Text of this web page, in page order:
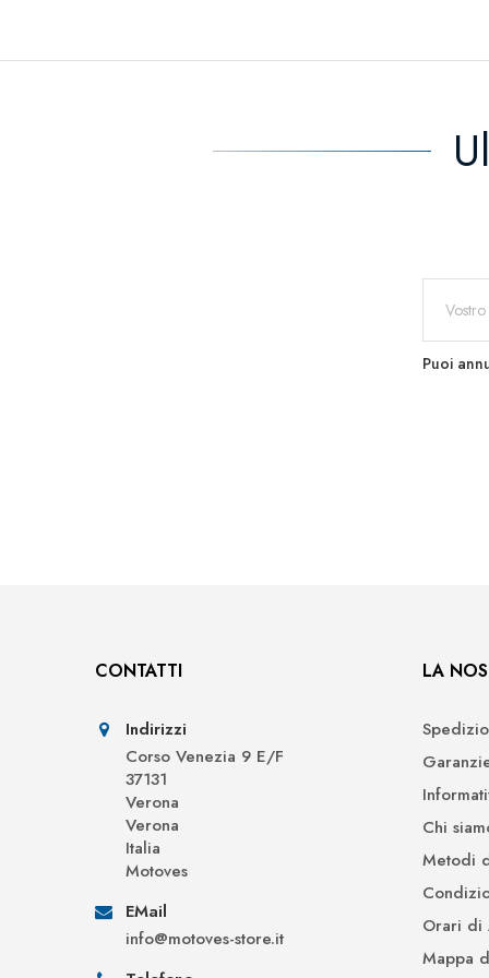
Puoi
CONTATTI
Indirizzi
Corso Venezia 9 E/F
37131
Verona
Verona
Italia
Motoves
EMail
info@motoves-store.it
LA
Chi
Metodi
Orari di
Mappa